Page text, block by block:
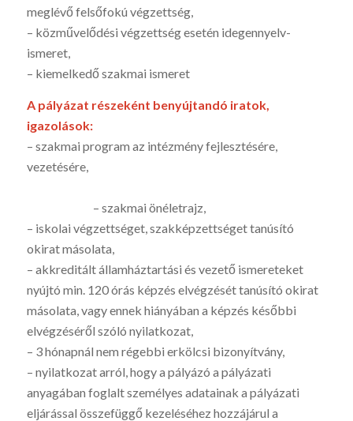
meglévő felsőfokú végzettség,
– közművelődési végzettség esetén idegennyelv-
ismeret,
– kiemelkedő szakmai ismeret
A pályázat részeként benyújtandó iratok,
igazolások:
– szakmai program az intézmény fejlesztésére,
vezetésére,
– szakmai önéletrajz,
– iskolai végzettséget, szakképzettséget tanúsító
okirat másolata,
– akkreditált államháztartási és vezető ismereteket
nyújtó min. 120 órás képzés elvégzését tanúsító okirat
másolata, vagy ennek hiányában a képzés későbbi
elvégzéséről szóló nyilatkozat,
– 3 hónapnál nem régebbi erkölcsi bizonyítvány,
– nyilatkozat arról, hogy a pályázó a pályázati
anyagában foglalt személyes adatainak a pályázati
eljárással összefüggő kezeléséhez hozzájárul a